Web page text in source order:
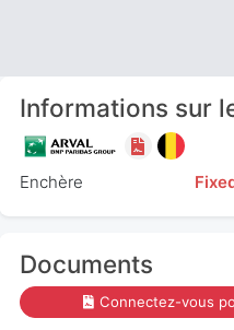
Informations sur
Enchère
Documents
Connectez-vous